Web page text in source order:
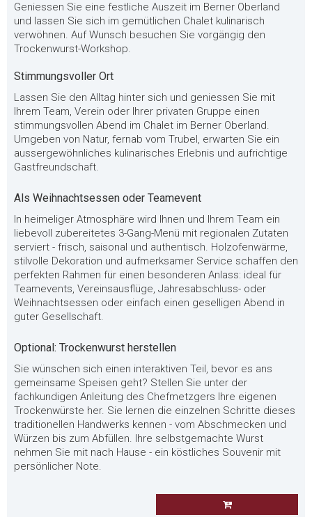
Geniessen Sie eine festliche Auszeit im Berner Oberland
und lassen Sie sich im gemütlichen Chalet kulinarisch
verwöhnen. Auf Wunsch besuchen Sie vorgängig den
Trockenwurst-Workshop.
Stimmungsvoller Ort
Lassen Sie den Alltag hinter sich und geniessen Sie mit
Ihrem Team, Verein oder Ihrer privaten Gruppe einen
stimmungsvollen Abend im Chalet im Berner Oberland.
Umgeben von Natur, fernab vom Trubel, erwarten Sie ein
aussergewöhnliches kulinarisches Erlebnis und aufrichtige
Gastfreundschaft.
Als Weihnachtsessen oder Teamevent
In heimeliger Atmosphäre wird Ihnen und Ihrem Team ein
liebevoll zubereitetes 3-Gang-Menü mit regionalen Zutaten
serviert - frisch, saisonal und authentisch. Holzofenwärme,
stilvolle Dekoration und aufmerksamer Service schaffen den
perfekten Rahmen für einen besonderen Anlass: ideal für
Teamevents, Vereinsausflüge, Jahresabschluss- oder
Weihnachtsessen oder einfach einen geselligen Abend in
guter Gesellschaft.
Optional: Trockenwurst herstellen
Sie wünschen sich einen interaktiven Teil, bevor es ans
gemeinsame Speisen geht? Stellen Sie unter der
fachkundigen Anleitung des Chefmetzgers Ihre eigenen
Trockenwürste her. Sie lernen die einzelnen Schritte dieses
traditionellen Handwerks kennen - vom Abschmecken und
Würzen bis zum Abfüllen. Ihre selbstgemachte Wurst
nehmen Sie mit nach Hause - ein köstliches Souvenir mit
persönlicher Note.